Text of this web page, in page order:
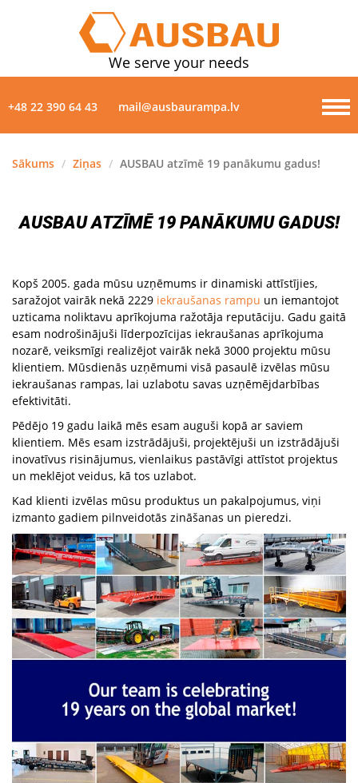
We serve your needs
+48 22 390 64 43 mail@ausbaurampa.lv
PAR MUMS
GALERIJA
KONTAKTI
Sākums / Ziņas / AUSBAU atzīmē 19 panākumu gadus!
AUSBAU ATZĪMĒ 19 PANĀKUMU GADUS!
Kopš 2005. gada mūsu uzņēmums ir dinamiski attīstījies,
saražojot vairāk nekā 2229 iekraušanas rampu un iemantojot
uzticama noliktavu aprīkojuma ražotāja reputāciju. Gadu gaitā
esam nodrošinājuši līderpozīcijas iekraušanas aprīkojuma
nozarē, veiksmīgi realizējot vairāk nekā 3000 projektu mūsu
klientiem. Mūsdienās uzņēmumi visā pasaulē izvēlas mūsu
iekraušanas rampas, lai uzlabotu savas uzņēmējdarbības
efektivitāti.
Pēdējo 19 gadu laikā mēs esam auguši kopā ar saviem
klientiem. Mēs esam izstrādājuši, projektējuši un izstrādājuši
inovatīvus risinājumus, vienlaikus pastāvīgi attīstot projektus
un meklējot veidus, kā tos uzlabot.
Kad klienti izvēlas mūsu produktus un pakalpojumus, viņi
izmanto gadiem pilnveidotās zināšanas un pieredzi.